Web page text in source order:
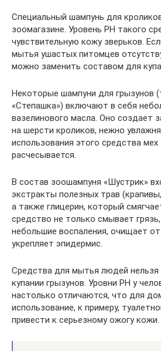
Специальный шампунь для
зоомагазине. Уровень РН такого
чувствительную кожу зверьков.
мытья ушастых питомцев
можно заменить составом для
Некоторые шампуни для грызунов
«Степашка») включают в себя
вазелинового масла. Оно создает
на шерсти кроликов, нежно
использования этого средства мех
расчесывается.
В состав зоошампуня «Шустрик»
экстракты полезных трав
а также глицерин, который
средство не только смывает
небольшие воспаления, очищает
укрепляет эпидермис.
Средства для мытья людей нельзя
купании грызунов. Уровни РН у
настолько отличаются, что для
использование, к примеру,
привести к серьезному ожогу кожи.